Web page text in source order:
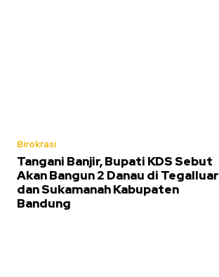
Birokrasi
Tangani Banjir, Bupati KDS Sebut
Akan Bangun 2 Danau di Tegalluar
dan Sukamanah Kabupaten
Bandung